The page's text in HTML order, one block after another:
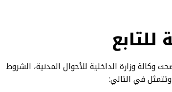
وزارة الداخلية للأحوال المدنية، الشروط
وتتمثل في التالي: